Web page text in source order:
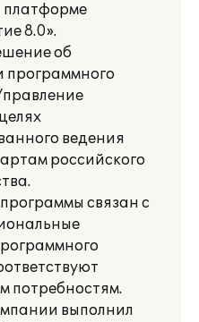
платформе
8.0».
об
программного
ведения
российского
связан с
потребностям.
выполнил